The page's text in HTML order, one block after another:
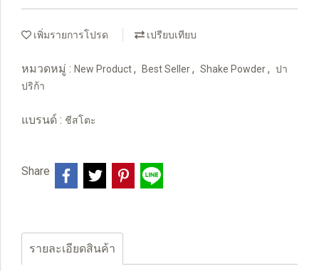
เพิ่มรายการโปรด เปรียบเทียบ
หมวดหมู่ : New Product, Best Seller, Shake Powder, ปา
ปริก้า
แบรนด์ : ชีสโตะ
Share
รายละเอียดสินค้า